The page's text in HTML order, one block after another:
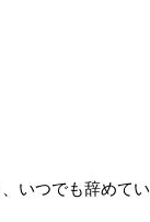
いつでも辞めてい